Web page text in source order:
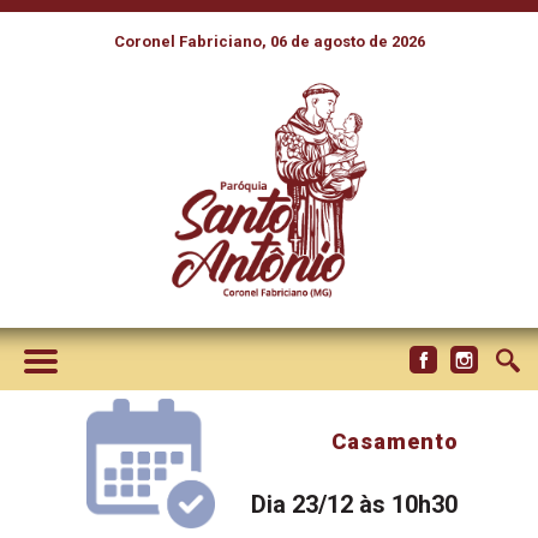
Coronel Fabriciano, 06 de agosto de 2026
Casamento
Dia 23/12 às 10h30